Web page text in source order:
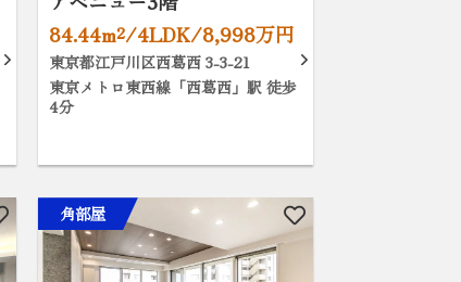
84.44m²/4LDK/8,998万円
東京都江戸川区西葛西 3-3-21
東京メトロ東西線「西葛西」駅 徒歩
4分
角部屋